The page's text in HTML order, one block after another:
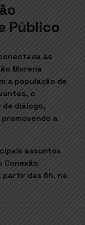
Público
às
Morena
a população de
o
diálogo,
a
assuntos
Conexão
partir das 6h, na